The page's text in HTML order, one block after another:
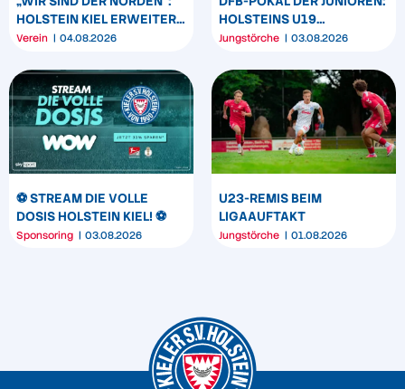
HOLSTEIN KIEL ERWEITERT
SEIN MARKENBILD
Verein 04.08.2026
HOLSTEINS U19
TRIUMPHIERT IN
Jungstörche 03.08.2026
⚽️ STREAM DIE VOLLE
DOSIS HOLSTEIN KIEL! ⚽️
Sponsoring 03.08.2026
U23-REMIS BEIM
LIGAAUFTAKT
Jungstörche 01.08.2026